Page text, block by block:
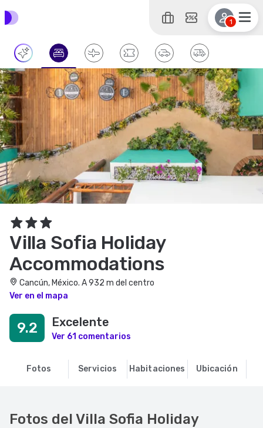
1
Villa Sofia Holiday
Accommodations
Cancún, México. A 932 m del centro
Ver en el mapa
9.2 Excelente
Ver 61 comentarios
Fotos Servicios Habitaciones Ubicación
Fotos del Villa Sofia Holiday